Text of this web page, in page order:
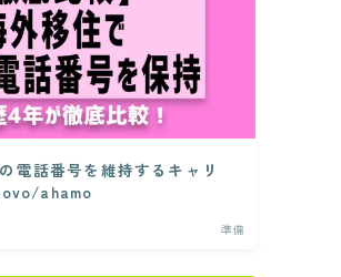
電話番号を維持するキャリ
ahamo
準備